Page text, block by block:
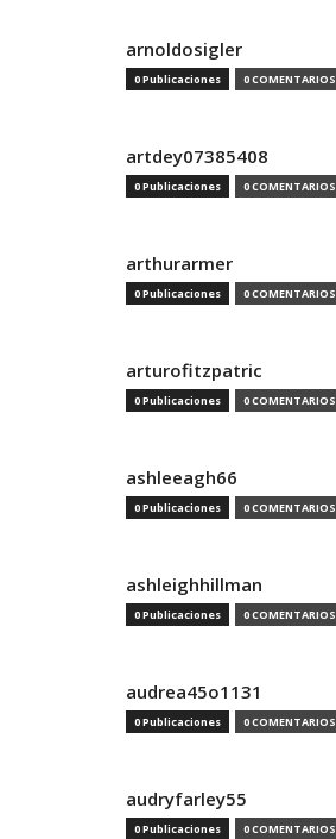
arnoldosigler
0 Publicaciones 0 COMENTARIOS
artdey07385408
0 Publicaciones 0 COMENTARIOS
arthurarmer
0 Publicaciones 0 COMENTARIOS
arturofitzpatric
0 Publicaciones 0 COMENTARIOS
ashleeagh66
0 Publicaciones 0 COMENTARIOS
ashleighhillman
0 Publicaciones 0 COMENTARIOS
audrea45o1131
0 Publicaciones 0 COMENTARIOS
audryfarley55
0 Publicaciones 0 COMENTARIOS